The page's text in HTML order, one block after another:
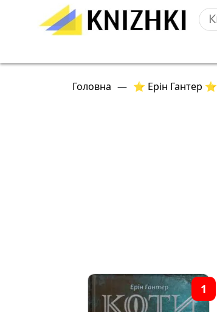
Головна — ⭐ Ерін Гантер ⭐
1